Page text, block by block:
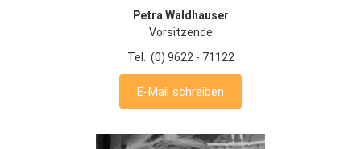
Petra Waldhauser
Vorsitzende
Tel.: (0) 9622 - 71122
E-Mail schreiben